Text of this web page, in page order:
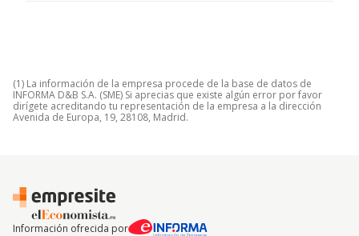
(1) La información de la empresa procede de la base de datos de
INFORMA D&B S.A. (SME) Si aprecias que existe algún error por favor
dirígete acreditando tu representación de la empresa a la dirección
Avenida de Europa, 19, 28108, Madrid.
Información ofrecida por